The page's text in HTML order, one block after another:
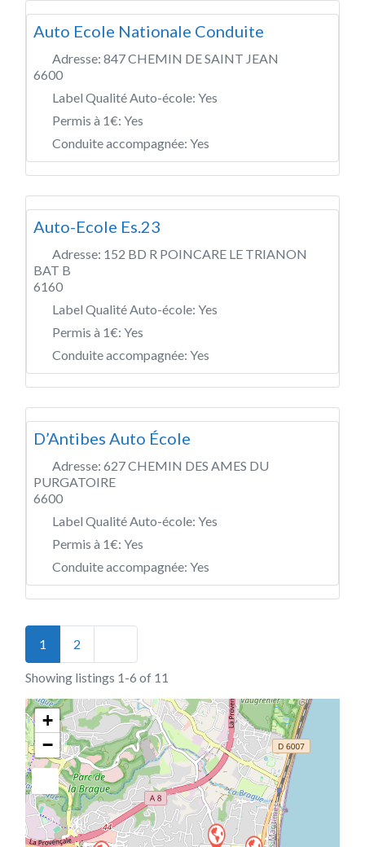
Auto Ecole Nationale Conduite
Adresse: 847 CHEMIN DE SAINT JEAN
6600
Label Qualité Auto-école: Yes
Permis à 1€: Yes
Conduite accompagnée: Yes
Auto-Ecole Es.23
Adresse: 152 BD R POINCARE LE TRIANON
BAT B
6160
Label Qualité Auto-école: Yes
Permis à 1€: Yes
Conduite accompagnée: Yes
D’Antibes Auto École
Adresse: 627 CHEMIN DES AMES DU
PURGATOIRE
6600
Label Qualité Auto-école: Yes
Permis à 1€: Yes
Conduite accompagnée: Yes
Posts navigation
1 2
Showing listings 1-6 of 11
+
−